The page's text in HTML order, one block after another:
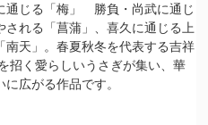
通じる「梅」 勝負・尚武に通じ
れる「菖蒲」、喜久に通じる上
天」。春夏秋冬を代表する吉祥
く愛らしいうさぎが集い、華
広がる作品です。